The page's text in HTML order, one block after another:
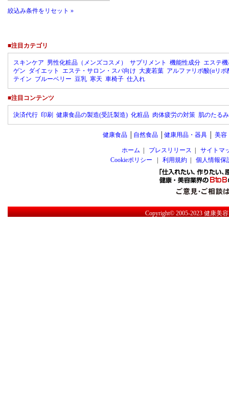
絞込み条件をリセット »
■注目カテゴリ
スキンケア 男性化粧品（メンズコスメ） サプリメント 機能性成分 エステ
ゲン ダイエット エステ・サロン・スパ向け 大麦若葉 アルファリポ酸(αリポ
テイン ブルーベリー 豆乳 寒天 車椅子 仕入れ
■注目コンテンツ
決済代行 印刷 健康食品の製造(受託製造) 化粧品 肉体疲労の対策 肌のたる
健康食品│ 自然食品│ 健康用品・器具│ 美容
ホーム プレスリリース
サイトマ
Cookieポリシー
利用規約| 個人情報保
Copyright© 2005-2023健康美